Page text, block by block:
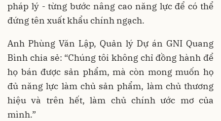
pháp lý - từng bước nâng cao năng lực để có thể
đứng tên xuất khẩu chính ngạch.
Anh Phùng Văn Lập, Quản lý Dự án GNI Quang
Bình chia sẻ: “Chúng tôi không chỉ đồng hành để
họ bán được sản phẩm, mà còn mong muốn họ
đủ năng lực làm chủ sản phẩm, làm chủ thương
hiệu và trên hết, làm chủ chính ước mơ của
mình.”